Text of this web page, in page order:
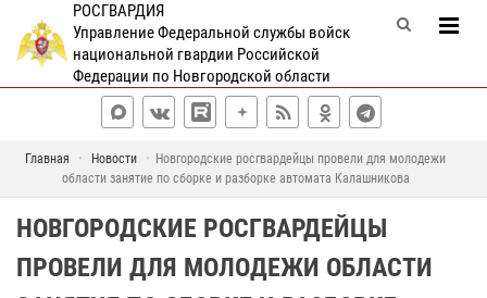
РОСГВАРДИЯ
Управление Федеральной службы войск
национальной гвардии Российской
Федерации по Новгородской области
Главная Новости
Новгородские росгвардейцы провели для молодежи
области занятие по сборке и разборке автомата Калашникова
НОВГОРОДСКИЕ РОСГВАРДЕЙЦЫ
ПРОВЕЛИ ДЛЯ МОЛОДЕЖИ ОБЛАСТИ